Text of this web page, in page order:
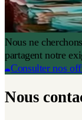
Nous ne
partagent notre
Consulter nos
Nous